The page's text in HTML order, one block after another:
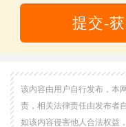
提交-
该内容由用户自行发布，本
责，相关法律责任由发布者
如该内容侵害他人合法权益